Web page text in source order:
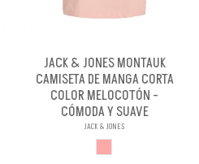
JACK & JONES MONTAUK
CAMISETA DE MANGA CORTA
COLOR MELOCOTÓN -
CÓMODA Y SUAVE
JACK & JONES